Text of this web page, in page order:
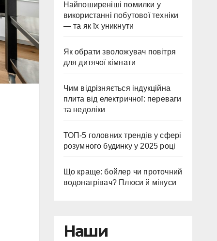
Найпоширеніші помилки у
використанні побутової техніки
— та як їх уникнути
Як обрати зволожувач повітря
для дитячої кімнати
Чим відрізняється індукційна
плита від електричної: переваги
та недоліки
ТОП-5 головних трендів у сфері
розумного будинку у 2025 році
Що краще: бойлер чи проточний
водонагрівач? Плюси й мінуси
Наши